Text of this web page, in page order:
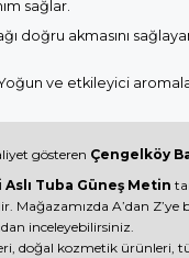
sağlar.
doğru akmasını
ve etkileyici
gösteren Çengelköy
Tuba Güneş Metin
A’dan
inceleyebilirsiniz.
doğal kozmetik